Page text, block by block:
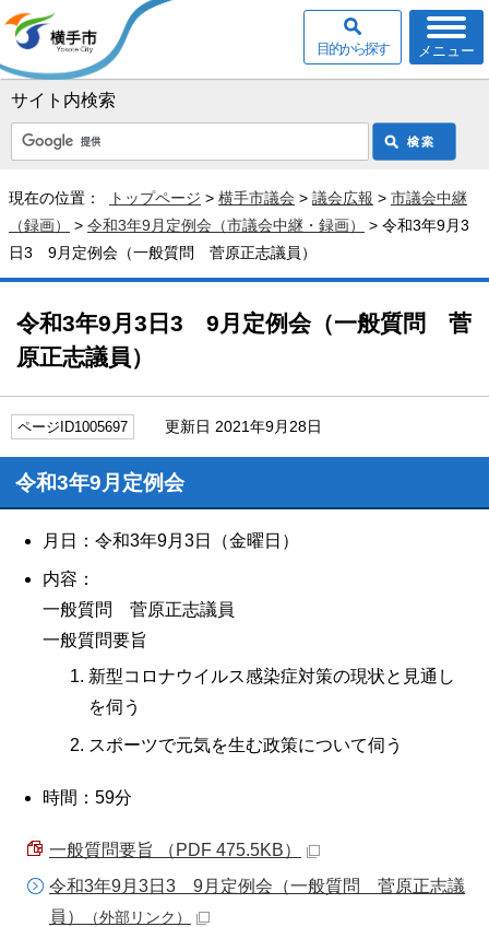
サイト内検索
メニュー
目的から探す
現在の位置： トップページ > 横手市議会 > 議会広報 > 市議会中継
（録画）
> 令和3年9月定例会（市議会中継・録画）
> 令和3年9月3
日3 9月定例会（一般質問 菅原正志議員）
令和3年9月3日3 9月定例会（一般質問 菅
原正志議員）
ページID1005697 更新日 2021年9月28日
令和3年9月定例会
月日：令和3年9月3日（金曜日）
内容：
一般質問 菅原正志議員
一般質問要旨
新型コロナウイルス感染症対策の現状と見通し
を伺う
スポーツで元気を生む政策について伺う
時間：59分
一般質問要旨 （PDF 475.5KB）
令和3年9月3日3 9月定例会（一般質問 菅原正志議
員）
（外部リンク）